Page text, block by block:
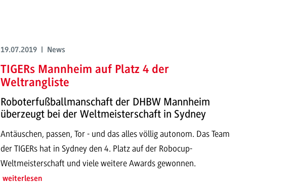
19.07.2019 | News
TIGERs Mannheim auf Platz 4 der
Weltrangliste
Roboterfußballmanschaft der DHBW Mannheim
überzeugt bei der Weltmeisterschaft in Sydney
Antäuschen, passen, Tor - und das alles völlig autonom. Das Team
der TIGERs hat in Sydney den 4. Platz auf der Robocup-
Weltmeisterschaft und viele weitere Awards gewonnen.
weiterlesen